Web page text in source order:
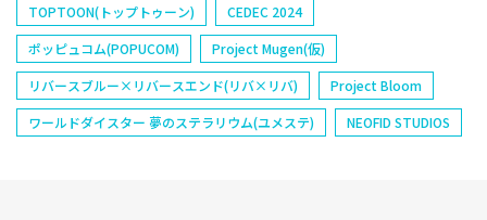
TOPTOON(トップトゥーン)
CEDEC 2024
ポッピュコム(POPUCOM)
Project Mugen(仮)
リバースブルー×リバースエンド(リバ×リバ)
Project Bloom
ワールドダイスター 夢のステラリウム(ユメステ)
NEOFID STUDIOS